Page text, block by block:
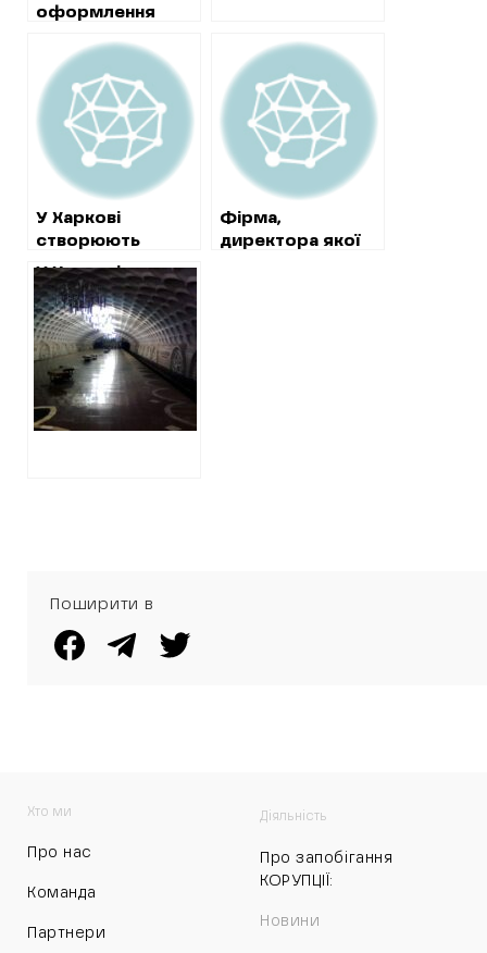
оформлення
витратять понад
4 мільйони
У Харкові
створюють
монополію на
послуги для
районних
адміністрацій
Фірма,
директора якої
У Харкові
пов’язані фірми
розіграли торги
на
обслуговування
пожежної
сигналізації в
переходах метро
Поширити в
Хто ми
Про нас
Команда
Партнери
Діяльність
Про запобігання
КОРУПЦІЇ:
Новини